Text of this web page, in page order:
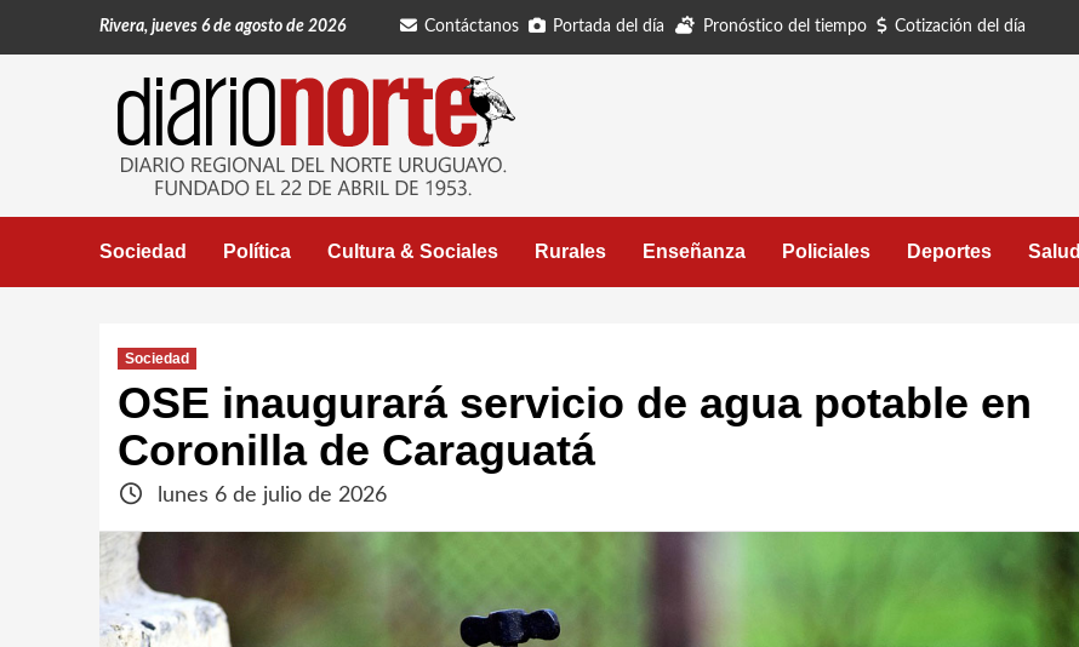
Rivera, jueves 6 de agosto de 2026 Contáctanos Portada del día Pronóstico del tiempo Cotización del día
Sociedad Política Cultura & Sociales Rurales Enseñanza Policiales Deportes Salud
Sociedad
OSE inaugurará servicio de agua potable en
Coronilla de Caraguatá
lunes 6 de julio de 2026